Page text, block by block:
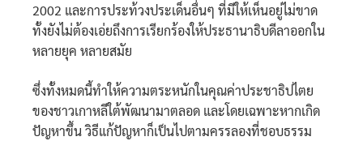
2002 และการประท้วงประเด็นอื่นๆ ที่มีให้เห็นอยู่ไม่ขาด
ทั้งยังไม่ต้องเอ่ยถึงการเรียกร้องให้ประธานาธิบดีลาออกใน
หลายยุค หลายสมัย
ซึ่งทั้งหมดนี้ทำให้ความตระหนักในคุณค่าประชาธิปไตย
ของชาวเกาหลีใต้พัฒนามาตลอด และโดยเฉพาะหากเกิด
ปัญหาขึ้น วิธีแก้ปัญหาก็เป็นไปตามครรลองที่ชอบธรรม